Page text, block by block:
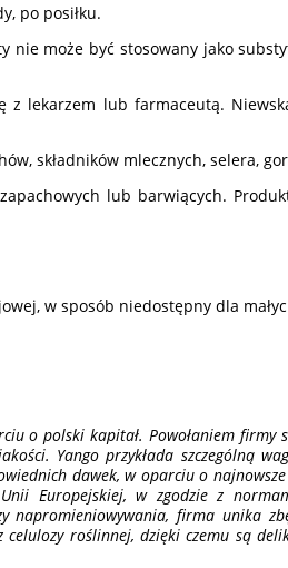
po posiłku.
nie może być stosowany jako
lekarzem lub farmaceutą.
składników mlecznych, selera,
lub barwiących.
w sposób niedostępny dla
o polski kapitał. Powołaniem firmy
Yango przykłada szczególną
dawek, w oparciu o
Europejskiej, w zgodzie z
napromieniowywania, firma unika
celulozy roślinnej, dzięki czemu są